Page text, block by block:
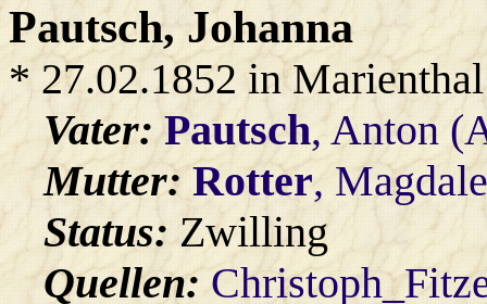
Pautsch, Johanna
* 27.02.1852 in Marienthal
Vater:Pautsch, Anton
Mutter:Rotter,
Status:Zwilling
Quellen: